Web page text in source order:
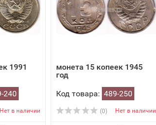
1991
240
Нет в наличии
монета 15 копеек 1945
год
Код товара: 489-250
(0) Нет в наличии